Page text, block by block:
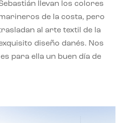
llevan los colores
de la costa, pero
al arte textil de la
diseño danés. Nos
para ella un buen día de